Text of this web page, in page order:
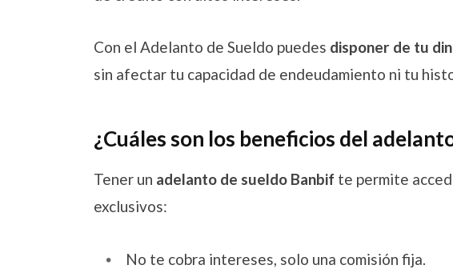
Con el Adelanto de Sueldo puedes disponer de tu
sin afectar tu capacidad de endeudamiento ni tu
¿Cuáles son los beneficios del
Tener un adelanto de sueldo Banbif te permite
exclusivos:
No te cobra intereses, solo una comisión fija.